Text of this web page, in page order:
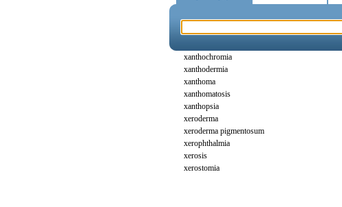
xanthochromia
xanthodermia
xanthoma
xanthomatosis
xanthopsia
xeroderma
xeroderma pigmentosum
xerophthalmia
xerosis
xerostomia